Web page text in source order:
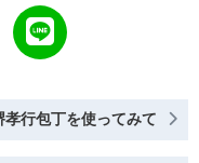
孝行包丁を使ってみて